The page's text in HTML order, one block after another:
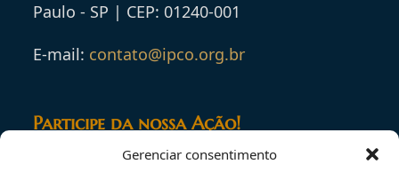
Gerenciar consentimento
Paulo - SP | CEP: 01240-001
E-mail: contato@ipco.org.br
Participe da nossa Ação!